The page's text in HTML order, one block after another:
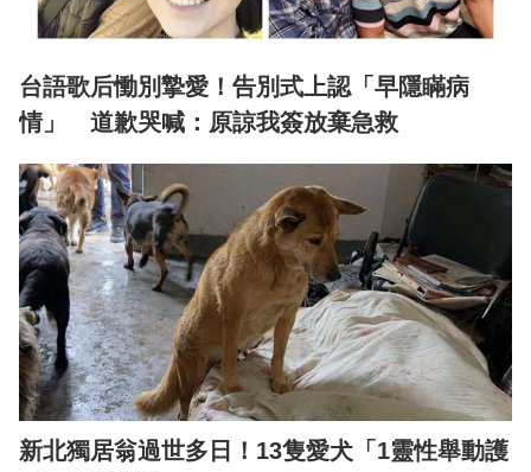
台語歌后慟別摯愛！告別式上認「早隱瞞病
情」 道歉哭喊：原諒我簽放棄急救
新北獨居翁過世多日！13隻愛犬「1靈性舉動護